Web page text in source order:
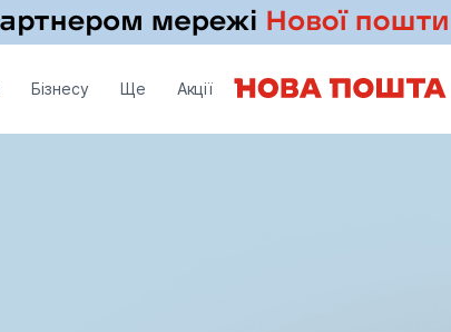
Бізнесу Ще Акції